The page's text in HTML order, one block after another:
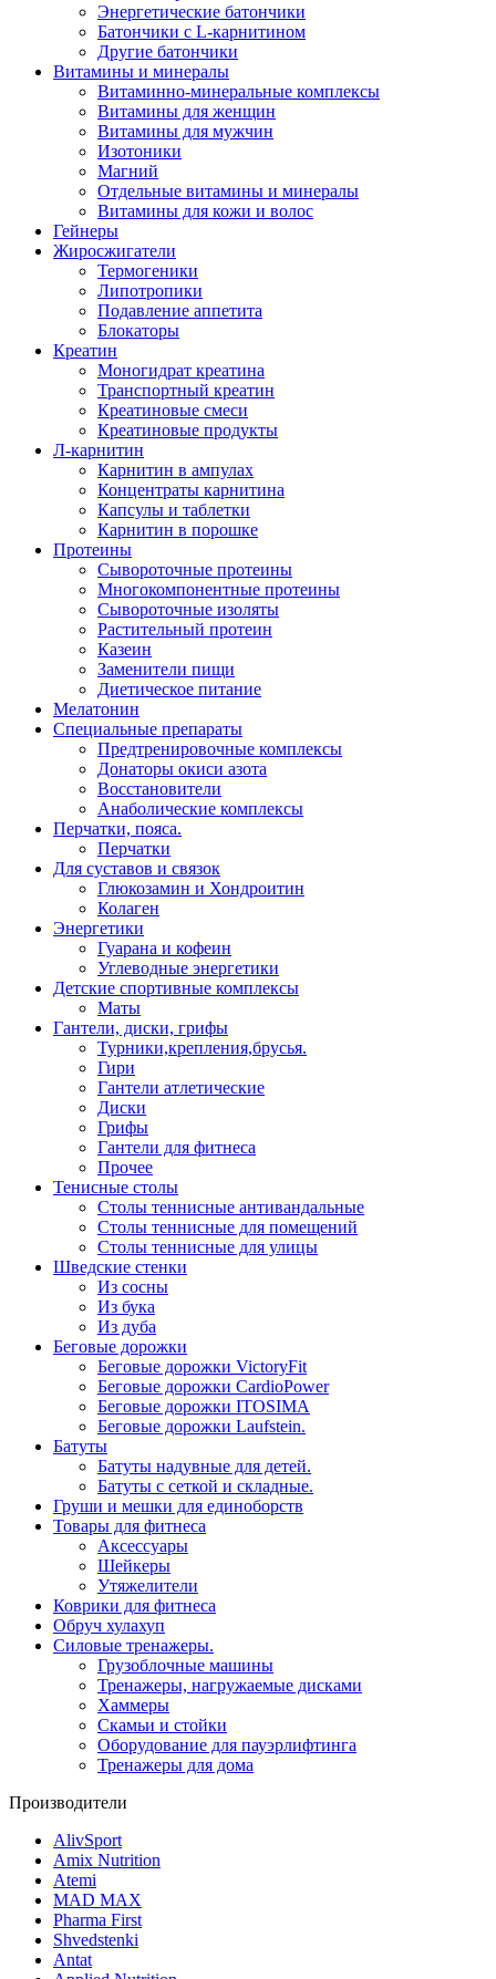
Энергетические батончики
Батончики с L-карнитином
Другие батончики
Витамины и минералы
Витаминно-минеральные комплексы
Витамины для женщин
Витамины для мужчин
Изотоники
Магний
Отдельные витамины и минералы
Витамины для кожи и волос
Гейнеры
Жиросжигатели
Термогеники
Липотропики
Подавление аппетита
Блокаторы
Креатин
Моногидрат креатина
Транспортный креатин
Креатиновые смеси
Креатиновые продукты
Л-карнитин
Карнитин в ампулах
Концентраты карнитина
Капсулы и таблетки
Карнитин в порошке
Протеины
Сывороточные протеины
Многокомпонентные протеины
Сывороточные изоляты
Растительный протеин
Казеин
Заменители пищи
Диетическое питание
Мелатонин
Специальные препараты
Предтренировочные комплексы
Донаторы окиси азота
Восстановители
Анаболические комплексы
Перчатки, пояса.
Перчатки
Для суставов и связок
Глюкозамин и Хондроитин
Колаген
Энергетики
Гуарана и кофеин
Углеводные энергетики
Детские спортивные комплексы
Маты
Гантели, диски, грифы
Турники,крепления,брусья.
Гири
Гантели атлетические
Диски
Грифы
Гантели для фитнеса
Прочее
Тенисные столы
Столы теннисные антивандальные
Столы теннисные для помещений
Столы теннисные для улицы
Шведские стенки
Из сосны
Из бука
Из дуба
Беговые дорожки
Беговые дорожки VictoryFit
Беговые дорожки CardioPower
Беговые дорожки ITOSIMA
Беговые дорожки Laufstein.
Батуты
Батуты надувные для детей.
Батуты с сеткой и складные.
Груши и мешки для единоборств
Товары для фитнеса
Aксессуары
Шейкеры
Утяжелители
Коврики для фитнеса
Обруч хулахуп
Силовые тренажеры.
Грузоблочные машины
Тренажеры, нагружаемые дисками
Хаммеры
Скамьи и стойки
Оборудование для пауэрлифтинга
Тренажеры для дома
Производители
AlivSport
Amix Nutrition
Atemi
MAD MAX
Pharma First
Shvedstenki
Antat